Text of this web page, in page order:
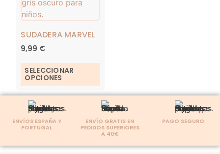
SUDADERA MARVEL
9,99 €
SELECCIONAR
OPCIONES
ENVÍOS ESPAÑA Y
PORTUGAL
ENVÍO GRATIS EN
PEDIDOS SUPERIORES
A 40€
PAGO SEGURO